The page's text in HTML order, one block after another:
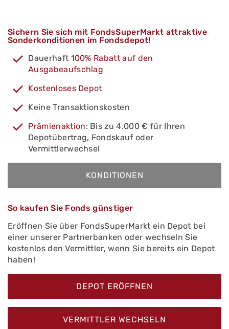
Sichern Sie sich mit FondsSuperMarkt attraktive
Sonderkonditionen im Fondsdepot!
Dauerhaft 100% Rabatt auf den
Ausgabeaufschlag
Kostenloses Depot
Keine Transaktionskosten
Prämienaktion: Bis zu 4.000 € für Ihren
Depotübertrag, Fondskauf oder
Vermittlerwechsel
KONDITIONEN
So kaufen Sie Fonds günstiger
Eröffnen Sie über FondsSuperMarkt ein Depot bei
einer unserer Partnerbanken oder wechseln Sie
kostenlos den Vermittler, wenn Sie bereits ein Depot
haben!
DEPOT ERÖFFNEN
VERMITTLER WECHSELN